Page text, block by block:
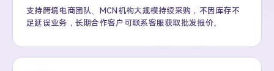
支持跨境电商团队、MCN机构大规模持续采购，不因库存不
足延误业务，长期合作客户可联系客服获取批发报价。